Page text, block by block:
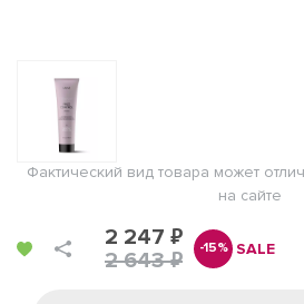
Фактический вид товара может
на сайте
2 247 ₽
2 643 ₽
-15% SALE